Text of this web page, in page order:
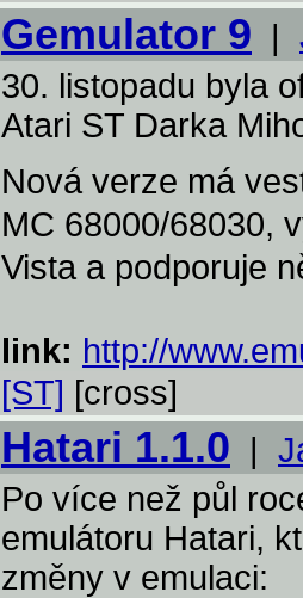
Gemulator 9 |
30. listopadu byla
Atari ST Darka
Nová verze má
MC 68000/68030,
Vista a podporuje
link: http://
[ST] [cross]
Hatari 1.1.0 |
Po více než půl
emulátoru Hatari,
změny v emulaci: